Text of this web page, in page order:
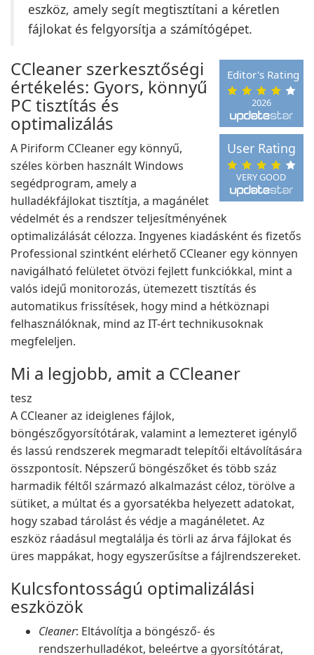
eszköz, amely segít megtisztítani a kéretlen
fájlokat és felgyorsítja a számítógépet.
2026
Editor's Rating
VERY GOOD
User Rating
CCleaner szerkesztőségi
értékelés: Gyors, könnyű
PC tisztítás és
optimalizálás
A Piriform CCleaner egy könnyű,
széles körben használt Windows
segédprogram, amely a
hulladékfájlokat tisztítja, a magánélet
védelmét és a rendszer teljesítményének
optimalizálását célozza. Ingyenes kiadásként és fizetős
Professional szintként elérhető CCleaner egy könnyen
navigálható felületet ötvözi fejlett funkciókkal, mint a
valós idejű monitorozás, ütemezett tisztítás és
automatikus frissítések, hogy mind a hétköznapi
felhasználóknak, mind az IT-ért technikusoknak
megfeleljen.
Mi a legjobb, amit a CCleaner
tesz
A CCleaner az ideiglenes fájlok,
böngészőgyorsítótárak, valamint a lemezteret igénylő
és lassú rendszerek megmaradt telepítői eltávolítására
összpontosít. Népszerű böngészőket és több száz
harmadik féltől származó alkalmazást céloz, törölve a
sütiket, a múltat és a gyorsatékba helyezett adatokat,
hogy szabad tárolást és védje a magánéletet. Az
eszköz ráadásul megtalálja és törli az árva fájlokat és
üres mappákat, hogy egyszerűsítse a fájlrendszereket.
Kulcsfontosságú optimalizálási
eszközök
Cleaner: Eltávolítja a böngésző- és
rendszerhulladékot, beleértve a gyorsítótárat,